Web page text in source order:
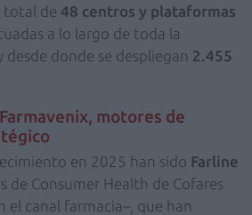
total de 48 centros y plataformas
a lo largo de toda la
donde se despliegan 2.455
motores de
en 2025 han sido Farline
de Consumer Health de Cofares
el canal farmacia–, que han